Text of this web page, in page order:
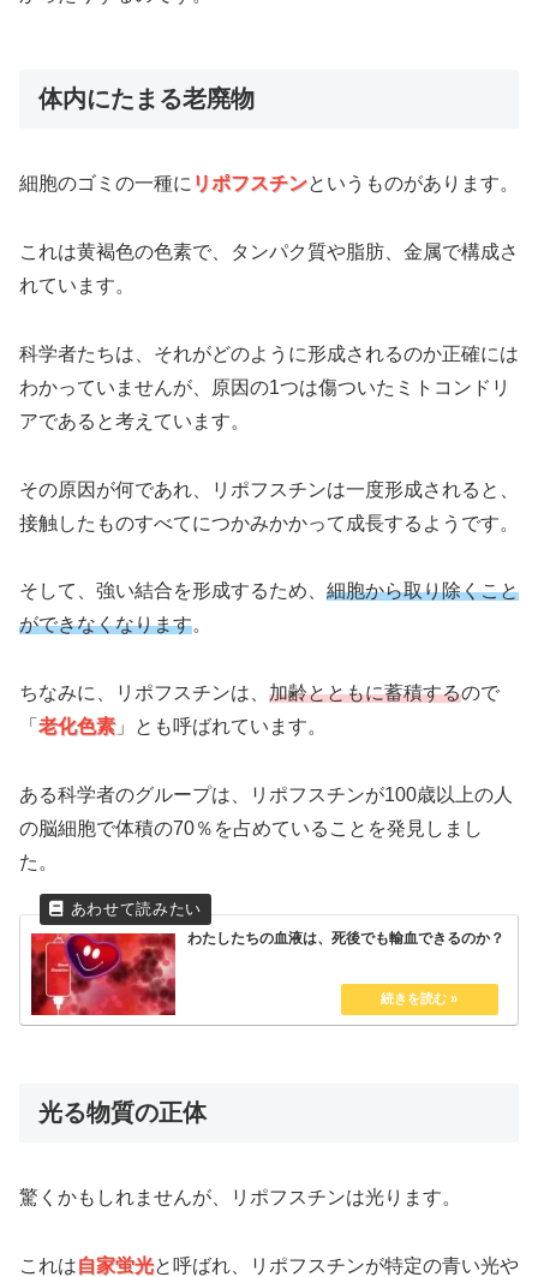
体内にたまる老廃物
細胞のゴミの一種に リポフスチンというものがあります。
これは黄褐色の色素で、タンパク質や脂肪、金属で構成さ
れています。
科学者たちは、それがどのように形成されるのか正確には
わかっていませんが、原因の1つは傷ついたミトコンドリ
アであると考えています。
その原因が何であれ、リポフスチンは一度形成されると、
接触したものすべてにつかみかかって成長するようです。
そして、強い結合を形成するため、 細胞から取り除くこと
ができなくなります。
ちなみに、リポフスチンは、 加齢とともに蓄積するので
「 老化色素」とも呼ばれています。
ある科学者のグループは、リポフスチンが100歳以上の人
の脳細胞で体積の70％を占めていることを発見しまし
た。
わたしたちの血液は、死後でも輸血できるのか？
光る物質の正体
驚くかもしれませんが、リポフスチンは光ります。
これは自家蛍光と呼ばれ、リポフスチンが特定の青い光や